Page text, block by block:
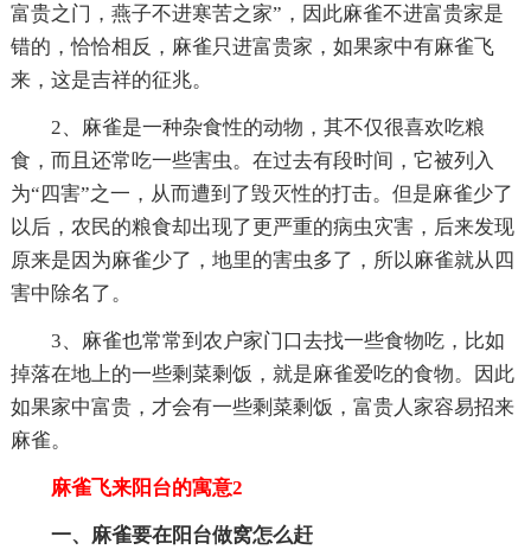
富贵之门，燕子不进寒苦之家”，因此麻雀不进富贵家是
错的，恰恰相反，麻雀只进富贵家，如果家中有麻雀飞
来，这是吉祥的征兆。
2、麻雀是一种杂食性的动物，其不仅很喜欢吃粮
食，而且还常吃一些害虫。在过去有段时间，它被列入
为“四害”之一，从而遭到了毁灭性的打击。但是麻雀少了
以后，农民的粮食却出现了更严重的病虫灾害，后来发现
原来是因为麻雀少了，地里的害虫多了，所以麻雀就从四
害中除名了。
3、麻雀也常常到农户家门口去找一些食物吃，比如
掉落在地上的一些剩菜剩饭，就是麻雀爱吃的食物。因此
如果家中富贵，才会有一些剩菜剩饭，富贵人家容易招来
麻雀。
麻雀飞来阳台的寓意2
一、麻雀要在阳台做窝怎么赶